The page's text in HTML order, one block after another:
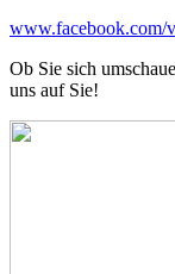
www.facebook.com/
Ob Sie sich
uns auf Sie!